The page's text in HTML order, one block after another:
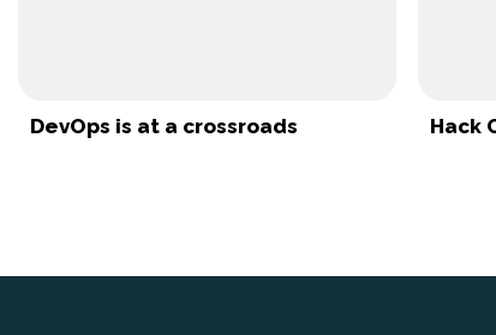
DevOps is at a crossroads Hack